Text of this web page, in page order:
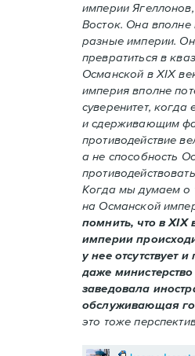
империи
Восток. Она вполне
разные империи.
превратиться в
Османской в XIX
империя вполне
суверенитет, когда
и сдерживающим
противодействие
а не способность
Когда мы думаем о
на Османской
помнить, что в XIX
империи
у нее отсутствует
даже
заведовала
обслуживающая
это тоже